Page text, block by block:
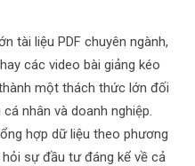
tài liệu PDF chuyên ngành,
các video bài giảng kéo
một thách thức lớn đối
nhân và doanh nghiệp.
hợp dữ liệu theo phương
sự đầu tư đáng kể về cả